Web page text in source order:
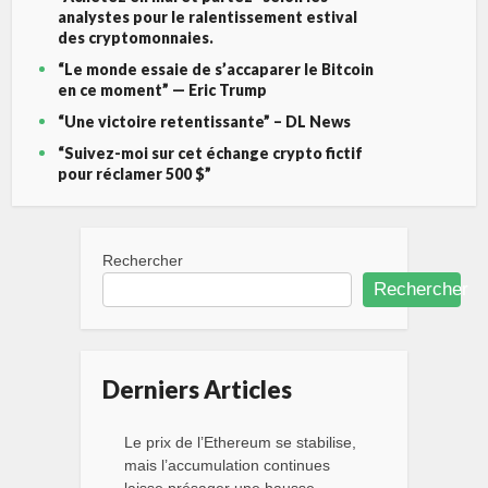
analystes pour le ralentissement estival
des cryptomonnaies.
“Le monde essaie de s’accaparer le Bitcoin
en ce moment” — Eric Trump
“Une victoire retentissante” – DL News
“Suivez-moi sur cet échange crypto fictif
pour réclamer 500 $”
Rechercher
Rechercher
Derniers Articles
Le prix de l’Ethereum se stabilise,
mais l’accumulation continues